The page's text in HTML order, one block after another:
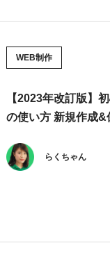
WEB制作
【2023年改訂版】
の使い方 新規作成
らくちゃん